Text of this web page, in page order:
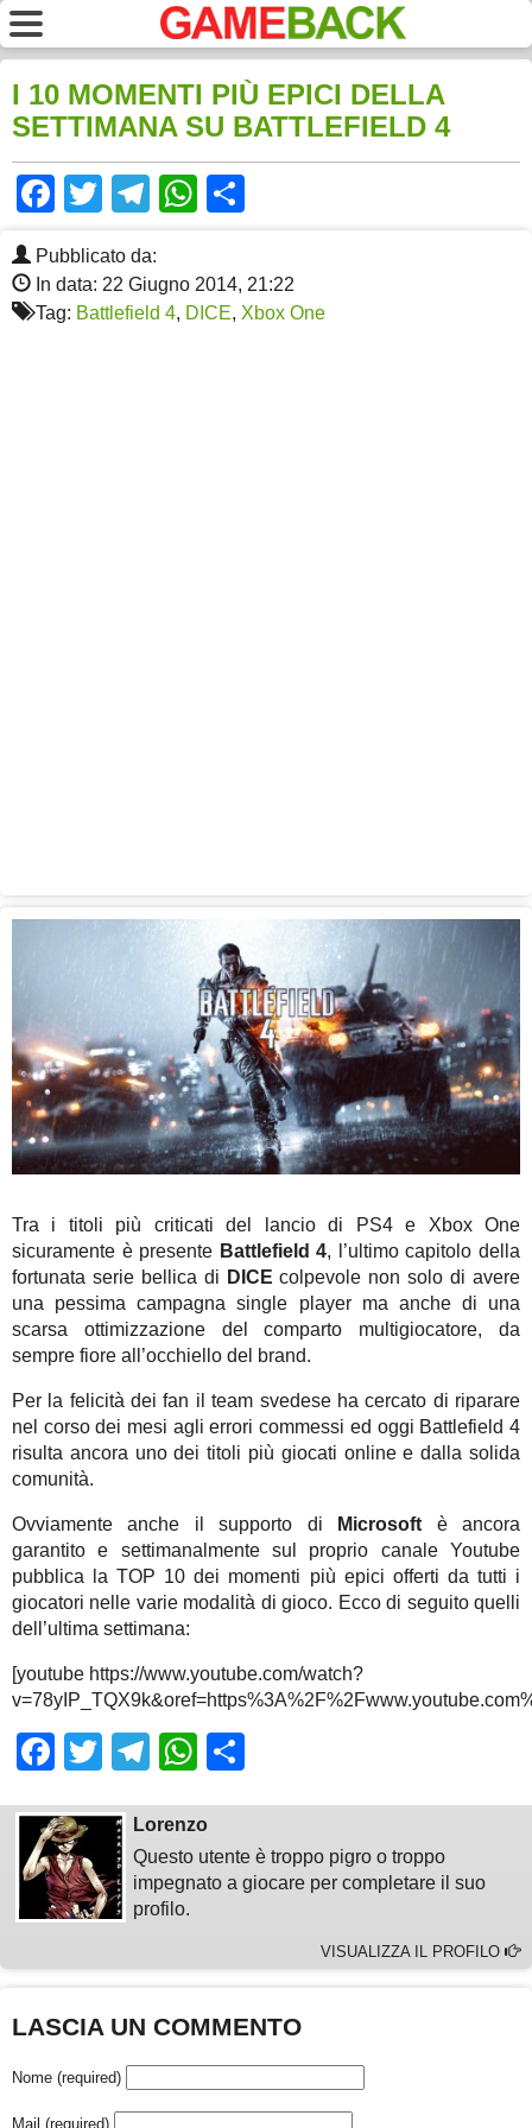
I 10 MOMENTI PIÙ EPICI DELLA
SETTIMANA SU BATTLEFIELD 4
Facebook
TwitterTelegram
WhatsApp
Pubblicato da:
In data: 22 Giugno 2014, 21:22
Tag: Battlefield 4, DICE, Xbox One
Tra i titoli più criticati del lancio di PS4 e Xbox One
sicuramente è presente Battlefield 4, l’ultimo capitolo della
fortunata serie bellica di DICE colpevole non solo di avere
una pessima campagna single player ma anche di una
scarsa ottimizzazione del comparto multigiocatore, da
sempre fiore all’occhiello del brand.
Per la felicità dei fan il team svedese ha cercato di riparare
nel corso dei mesi agli errori commessi ed oggi Battlefield 4
risulta ancora uno dei titoli più giocati online e dalla solida
comunità.
Ovviamente anche il supporto di Microsoft è ancora
garantito e settimanalmente sul proprio canale Youtube
pubblica la TOP 10 dei momenti più epici offerti da tutti i
giocatori nelle varie modalità di gioco. Ecco di seguito quelli
dell’ultima settimana:
[youtube https://www.youtube.com/watch?
Facebook
TwitterTelegram
WhatsApp
Lorenzo
Questo utente è troppo pigro o troppo
impegnato a giocare per completare il suo
profilo.
VISUALIZZA IL PROFILO
LASCIA UN COMMENTO
Nome (required)
Mail (required)